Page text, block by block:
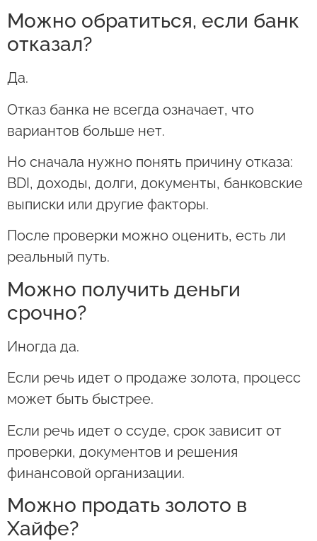
Можно обратиться, если банк
отказал?
Да.
Отказ банка не всегда означает, что
вариантов больше нет.
Но сначала нужно понять причину отказа:
BDI, доходы, долги, документы, банковские
выписки или другие факторы.
После проверки можно оценить, есть ли
реальный путь.
Можно получить деньги
срочно?
Иногда да.
Если речь идет о продаже золота, процесс
может быть быстрее.
Если речь идет о ссуде, срок зависит от
проверки, документов и решения
финансовой организации.
Можно продать золото в
Хайфе?